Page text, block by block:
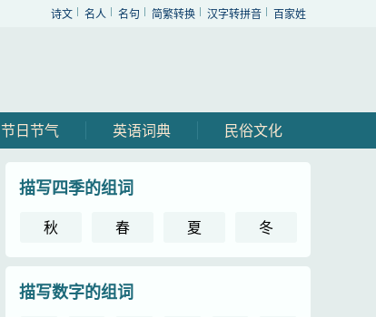
诗文 名人 名句 简繁转换 汉字转拼音 百家姓
节日节气 英语词典 民俗文化
描写四季的组词
秋 春 夏 冬
描写数字的组词